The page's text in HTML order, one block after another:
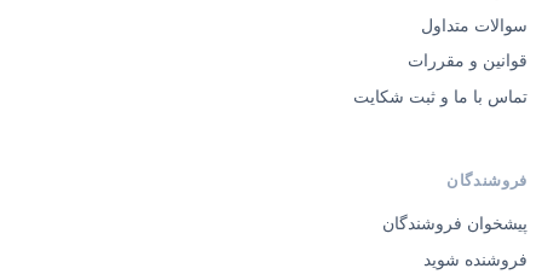
سوالات متداول
قوانین و مقررات
تماس با ما و ثبت شکایت
فروشندگان
پیشخوان فروشندگان
فروشنده شوید